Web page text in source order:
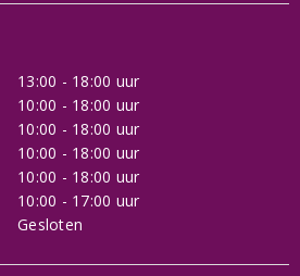
13:00 - 18:00 uur
10:00 - 18:00 uur
10:00 - 18:00 uur
10:00 - 18:00 uur
10:00 - 18:00 uur
10:00 - 17:00 uur
Gesloten